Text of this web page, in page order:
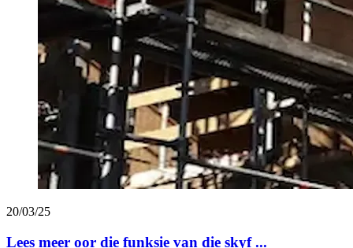
20/03/25
Lees meer oor die funksie van die skyf ...